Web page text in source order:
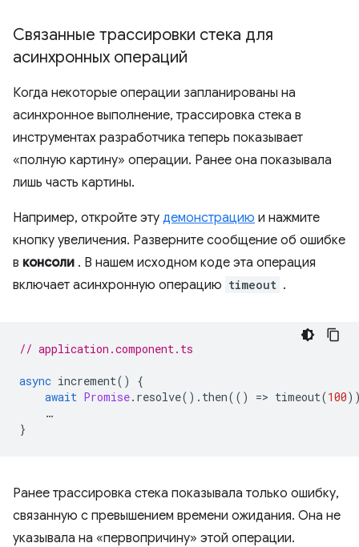
Связанные трассировки стека для
асинхронных операций
Когда некоторые операции запланированы на
асинхронное выполнение, трассировка стека в
инструментах разработчика теперь показывает
«полную картину» операции. Ранее она показывала
лишь часть картины.
Например, откройте эту демонстрацию и нажмите
кнопку увеличения. Разверните сообщение об ошибке
в консоли . В нашем исходном коде эта операция
включает асинхронную операцию timeout .
// application.component.ts
async increment()
{
await Promise. resolve(). then(() => timeout(100
…
}
Ранее трассировка стека показывала только ошибку,
связанную с превышением времени ожидания. Она не
указывала на «первопричину» этой операции.